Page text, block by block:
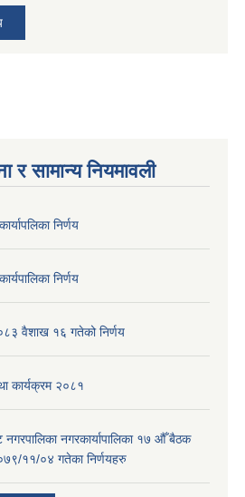
र सामान्य नियमावली
निर्णय
निर्णय
वैशाख १६ गतेको निर्णय
कार्यक्रम २०८१
नगरपालिका नगरकार्यापालिका १७ औँ बैठक
११/०४ गतेका निर्णयहरु